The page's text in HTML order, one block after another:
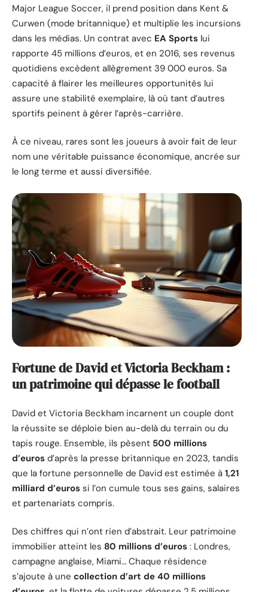
Major League Soccer, il prend position dans Kent &
Curwen (mode britannique) et multiplie les incursions
dans les médias. Un contrat avec EA Sports lui
rapporte 45 millions d’euros, et en 2016, ses revenus
quotidiens excèdent allègrement 39 000 euros. Sa
capacité à flairer les meilleures opportunités lui
assure une stabilité exemplaire, là où tant d’autres
sportifs peinent à gérer l’après-carrière.
À ce niveau, rares sont les joueurs à avoir fait de leur
nom une véritable puissance économique, ancrée sur
le long terme et aussi diversifiée.
Fortune de David et Victoria Beckham :
un patrimoine qui dépasse le football
David et Victoria Beckham incarnent un couple dont
la réussite se déploie bien au-delà du terrain ou du
tapis rouge. Ensemble, ils pèsent 500 millions
d’euros d’après la presse britannique en 2023, tandis
que la fortune personnelle de David est estimée à 1,21
milliard d’euros si l’on cumule tous ses gains, salaires
et partenariats compris.
Des chiffres qui n’ont rien d’abstrait. Leur patrimoine
immobilier atteint les 80 millions d’euros : Londres,
campagne anglaise, Miami… Chaque résidence
s’ajoute à une collection d’art de 40 millions